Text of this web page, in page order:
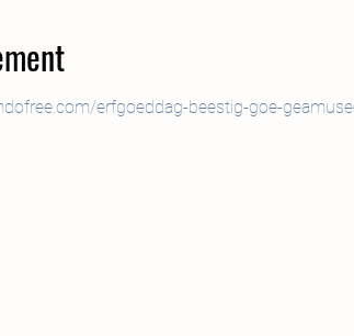
erfgoeddag-beestig-goe-